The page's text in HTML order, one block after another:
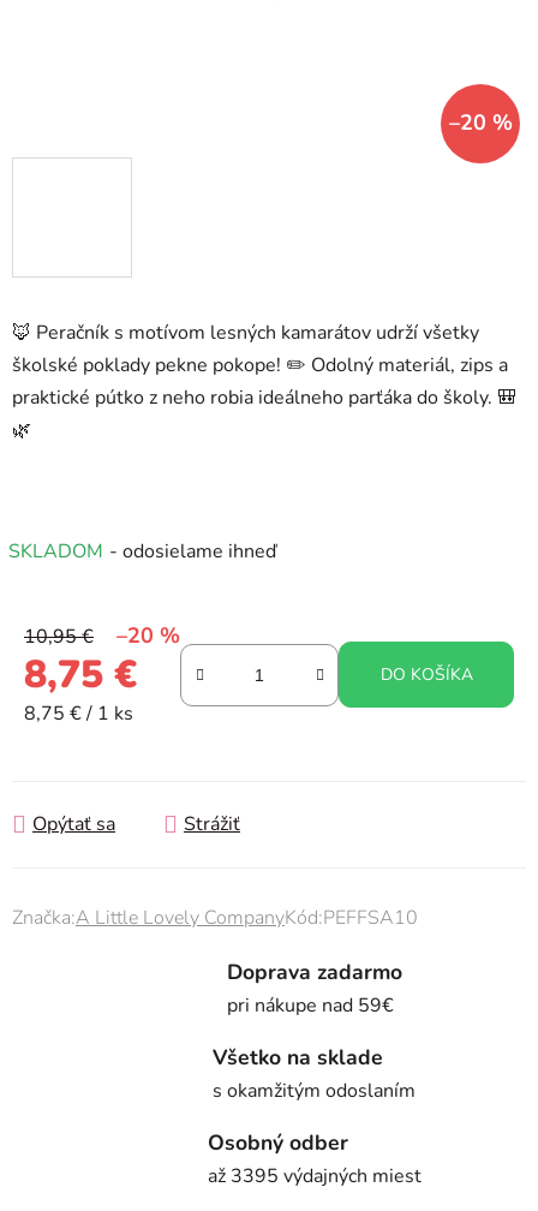
🦊 Peračník s motívom lesných kamarátov udrží všetky
školské poklady pekne pokope! ✏️ Odolný materiál, zips a
praktické pútko z neho robia ideálneho parťáka do školy. 🎒
🌿
SKLADOM - odosielame ihneď
10,95 € –20 %
8,75 €
Jednotková cena:
8,75 € / 1 ks
DO KOŠÍKA
Opýtať sa Strážiť
Značka:A Little Lovely CompanyKód:PEFFSA10
–20 %
Doprava zadarmo
pri nákupe nad 59€
Všetko na sklade
s okamžitým odoslaním
Osobný odber
až 3395 výdajných miest